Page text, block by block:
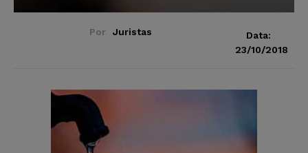
Por Juristas
Data:
23/10/2018